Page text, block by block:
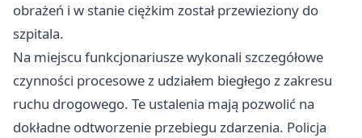
obrażeń i w stanie ciężkim został przewieziony do
szpitala.
Na miejscu funkcjonariusze wykonali szczegółowe
czynności procesowe z udziałem biegłego z zakresu
ruchu drogowego. Te ustalenia mają pozwolić na
dokładne odtworzenie przebiegu zdarzenia. Policja